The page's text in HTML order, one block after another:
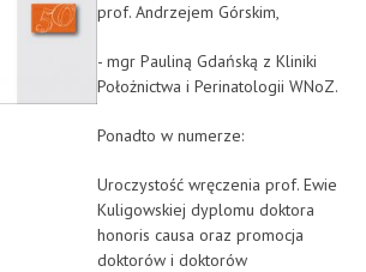
prof. Andrzejem Górskim,
- mgr Pauliną Gdańską z Kliniki
Położnictwa i Perinatologii WNoZ.
Ponadto w numerze:
Uroczystość wręczenia prof. Ewie
Kuligowskiej dyplomu doktora
honoris causa oraz promocja
doktorów i doktorów